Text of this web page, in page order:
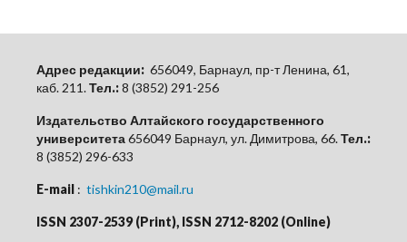
Адрес редакции: 656049, Барнаул, пр-т Ленина, 61,
каб. 211.Тел.:8 (3852) 291-256
Издательство Алтайского государственного
университета656049 Барнаул, ул. Димитрова, 66.Тел.:
8 (3852) 296-633
E-mail : tishkin210@mail.ru
ISSN 2307-2539 (Print), ISSN 2712-8202 (Online)